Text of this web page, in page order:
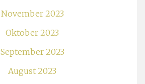
November 2023
Oktober 2023
September 2023
August 2023